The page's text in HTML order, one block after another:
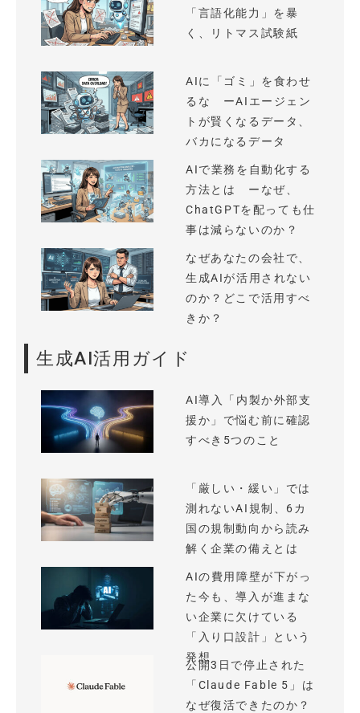
「言語化能力」を暴
く、リトマス試験紙
AIに「ゴミ」を食わせ
るな ーAIエージェン
トが賢くなるデータ、
バカになるデータ
AIで業務を自動化する
方法とは ーなぜ、
ChatGPTを配っても仕
事は減らないのか？
なぜあなたの会社で、
生成AIが活用されない
のか？どこで活用すべ
きか？
生成AI活用ガイド
AI導入「内製か外部支
援か」で悩む前に確認
すべき5つのこと
「厳しい・緩い」では
測れないAI規制、6カ
国の規制動向から読み
解く企業の備えとは
AIの費用障壁が下がっ
た今も、導入が進まな
い企業に欠けている
「入り口設計」という
発想
公開3日で停止された
「Claude Fable 5」は
なぜ復活できたのか？